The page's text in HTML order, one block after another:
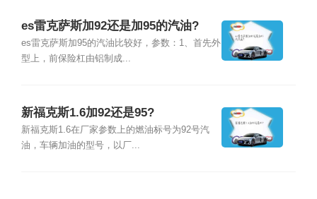
es雷克萨斯加92还是加95的汽油?
es雷克萨斯加95的汽油比较好，参数：1、首先外
型上，前保险杠由铝制成...
新福克斯1.6加92还是95?
新福克斯1.6在厂家参数上的燃油标号为92号汽
油，车辆加油的型号，以厂...